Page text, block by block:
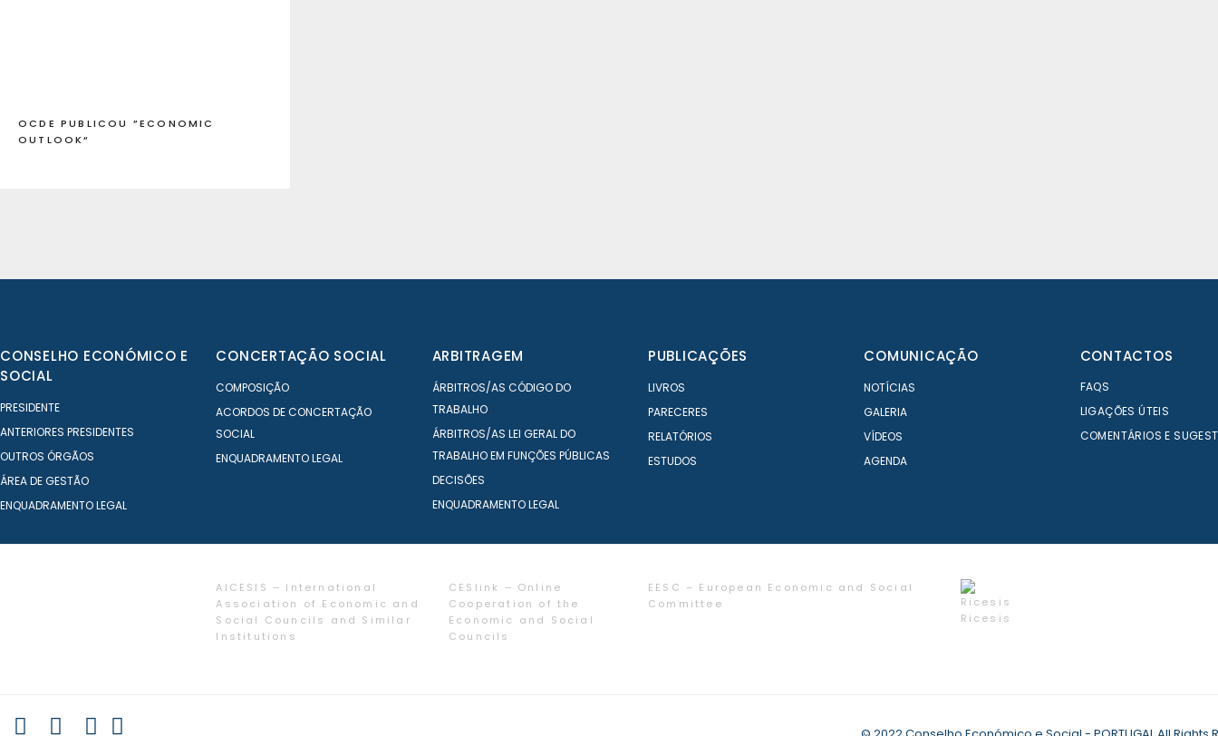
OCDE PUBLICOU ”ECONOMIC
OUTLOOK“
CONSELHO ECONÓMICO E
SOCIAL
PRESIDENTE
ANTERIORES PRESIDENTES
OUTROS ÓRGÃOS
ÁREA DE GESTÃO
ENQUADRAMENTO LEGAL
CONCERTAÇÃO SOCIAL
COMPOSIÇÃO
ACORDOS DE CONCERTAÇÃO
SOCIAL
ENQUADRAMENTO LEGAL
ARBITRAGEM
ÁRBITROS/AS CÓDIGO DO
TRABALHO
ÁRBITROS/AS LEI GERAL DO
TRABALHO EM FUNÇÕES PÚBLICAS
DECISÕES
ENQUADRAMENTO LEGAL
PUBLICAÇÕES
LIVROS
PARECERES
RELATÓRIOS
ESTUDOS
COMUNICAÇÃO
NOTÍCIAS
GALERIA
VÍDEOS
AGENDA
CONTACTOS
FAQS
LIGAÇÕES ÚTEIS
COMENTÁRIOS E
AICESIS – International
Association of Economic and
Social Councils and Similar
Institutions
CESlink – Online
Cooperation of the
Economic and Social
Councils
EESC – European Economic and Social
Committee
Ricesis